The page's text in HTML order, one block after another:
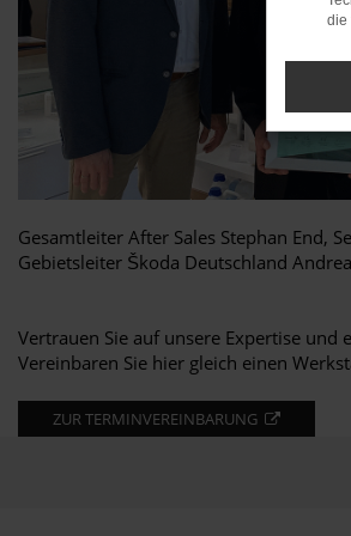
Gesamtleiter After Sales Stephan End,
Gebietsleiter Škoda Deutschland
Vertrauen Sie auf unsere Expertise und
Vereinbaren Sie hier gleich einen
ZUR TERMINVEREINBARUNG
die